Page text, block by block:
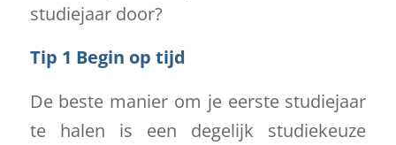
studiejaar door?
Tip 1 Begin op tijd
De beste manier om je eerste studiejaar
te halen is een degelijk studiekeuze